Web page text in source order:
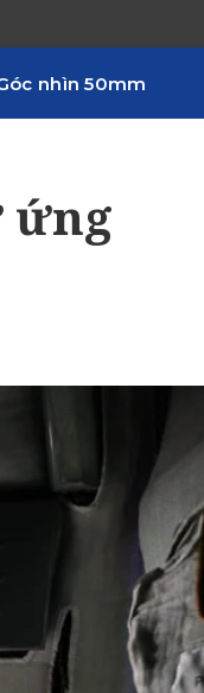
nhìn 50mm
ứng